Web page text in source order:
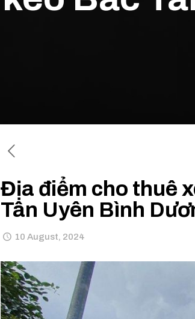
Địa điểm cho thuê
Tân Uyên Bình
10 August, 2024